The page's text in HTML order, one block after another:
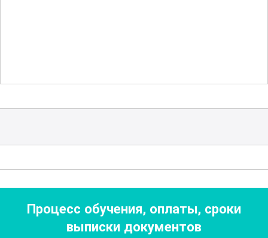
первоначальный внешний вид. В
рамках курса студенты узнают о
способах защиты и консервации камня,
а также о методах ремонта и
Процесс обучения, оплаты, сроки
выписки документов